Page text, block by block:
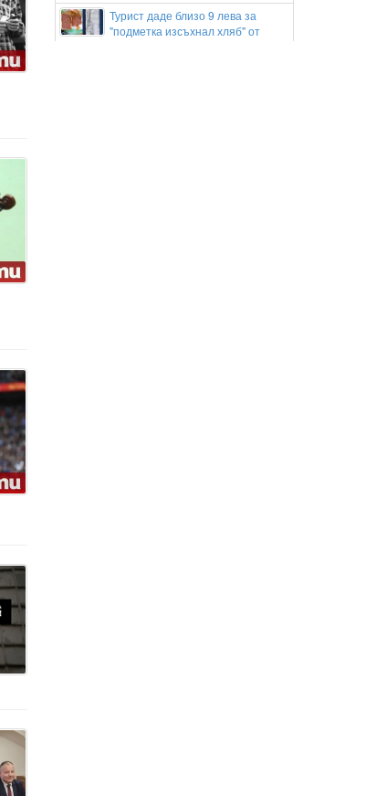
Турист даде близо 9 лева за
"подметка изсъхнал хляб" от